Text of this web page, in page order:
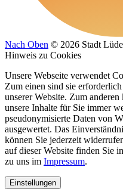
Nach Oben © 2026 Stadt
Hinweis zu Cookies
Unsere Webseite verwendet
Zum einen sind sie
unserer Website. Zum
unsere Inhalte für Sie immer
pseudonymisierte Daten von
ausgewertet. Das
können Sie jederzeit
auf dieser Website finden Sie
zu uns im Impressum.
Einstellungen